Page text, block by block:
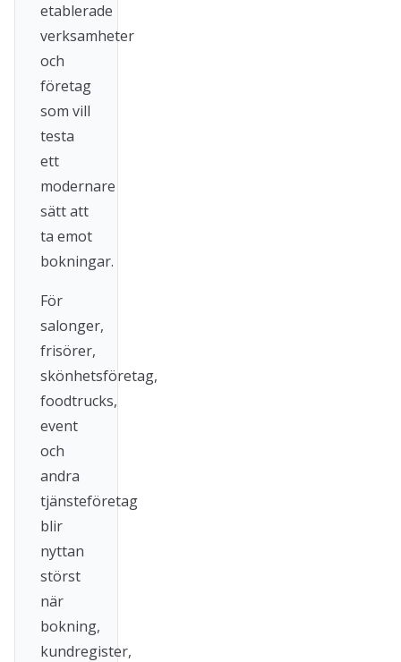
etablerade
verksamheter
och
företag
som vill
testa
ett
modernare
sätt att
ta emot
bokningar.
För
salonger,
frisörer,
skönhetsföretag,
foodtrucks,
event
och
andra
tjänsteföretag
blir
nyttan
störst
när
bokning,
kundregister,